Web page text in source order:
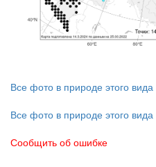
Все фото в природе этого вида
Все фото в природе этого вида
Сообщить об ошибке